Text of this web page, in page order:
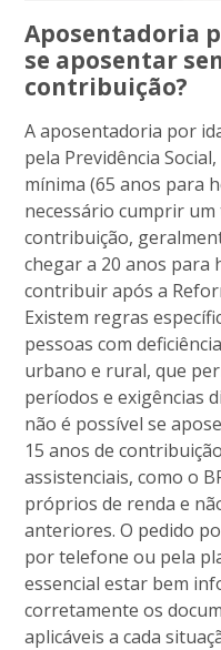
Aposentadoria
se aposentar
contribuição?
A aposentadoria por
pela Previdência
mínima (65 anos para
necessário cumprir
contribuição,
chegar a 20 anos para
contribuir após a
Existem regras
pessoas com
urbano e rural, que
períodos e exigências
não é possível se
15 anos de
assistenciais, como o
próprios de renda e
anteriores. O pedido
por telefone ou pela
essencial estar bem
corretamente os
aplicáveis a cada